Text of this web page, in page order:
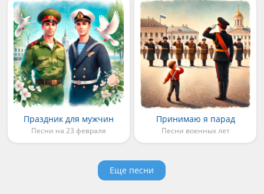
Праздник для мужчин
Песни на 23 февраля
Принимаю я парад
Песни военных лет
Еще песни